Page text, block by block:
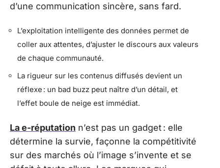
d’une communication sincère, sans fard.
L’exploitation intelligente des données permet de
coller aux attentes, d’ajuster le discours aux valeurs
de chaque communauté.
La rigueur sur les contenus diffusés devient un
réflexe : un bad buzz peut naître d’un détail, et
l’effet boule de neige est immédiat.
La e-réputation n’est pas un gadget : elle
détermine la survie, façonne la compétitivité
sur des marchés où l’image s’invente et se